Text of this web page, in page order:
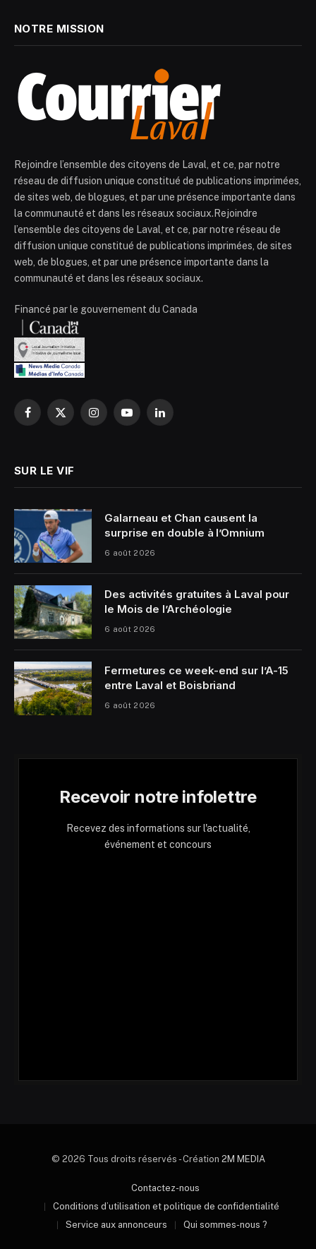
NOTRE MISSION
Rejoindre l’ensemble des citoyens de Laval, et ce, par notre
réseau de diffusion unique constitué de publications imprimées,
de sites web, de blogues, et par une présence importante dans
la communauté et dans les réseaux sociaux.Rejoindre
l’ensemble des citoyens de Laval, et ce, par notre réseau de
diffusion unique constitué de publications imprimées, de sites
web, de blogues, et par une présence importante dans la
communauté et dans les réseaux sociaux.
Financé par le gouvernement du Canada
Facebook
X
InstagramYouTubeLinkedIn
SUR LE VIF
Galarneau et Chan causent la
surprise en double à l’Omnium
6 août 2026
Des activités gratuites à Laval pour
le Mois de l’Archéologie
6 août 2026
Fermetures ce week-end sur l’A-15
entre Laval et Boisbriand
6 août 2026
Recevoir notre infolettre
Recevez des informations sur l'actualité,
événement et concours
© 2026 Tous droits réservés - Création 2M MEDIA
Contactez-nous
Conditions d’utilisation et politique de confidentialité
Service aux annonceurs
Qui sommes-nous ?